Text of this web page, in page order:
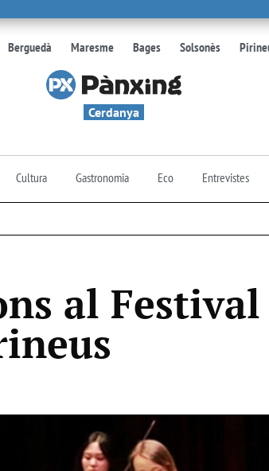
Berguedà Maresme Bages Solsonès
Cerdanya
Cultura Gastronomia Eco Entrevistes
al